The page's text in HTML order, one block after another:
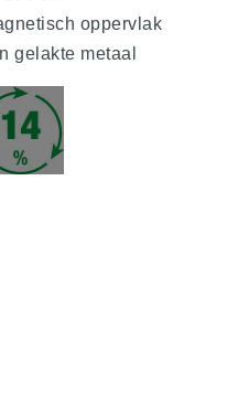
oppervlak
gelakte metaal